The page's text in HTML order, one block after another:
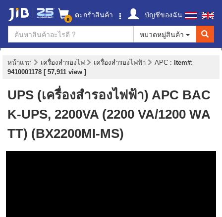
0 ตะกร้าสินค้า
บัญชีของฉัน
หมวดหมู่สินค้า
หน้าแรก เครื่องสำรองไฟ เครื่องสำรองไฟฟ้า APC : Item#:
9410001178 [ 57,911 view ]
UPS (เครื่องสำรองไฟฟ้า) APC BAC
K-UPS, 2200VA (2200 VA/1200 WA
TT) (BX2200MI-MS)